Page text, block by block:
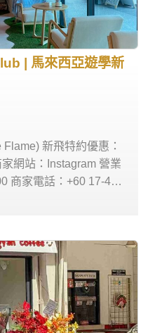
| 馬來西亞遊學新
新飛特約優惠：
網站：Instagram 營業
商家電話：+60 17-430